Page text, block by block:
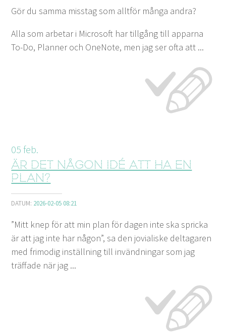
Gör du samma misstag som alltför många andra?
Alla som arbetar i Microsoft har tillgång till apparna
To-Do, Planner och OneNote, men jag ser ofta att ...
05 feb.
Är det någon idé att ha en
plan?
DATUM: 2026-02-05 08:21
”Mitt knep för att min plan för dagen inte ska spricka
är att jag inte har någon”, sa den jovialiske deltagaren
med frimodig inställning till invändningar som jag
träffade när jag ...